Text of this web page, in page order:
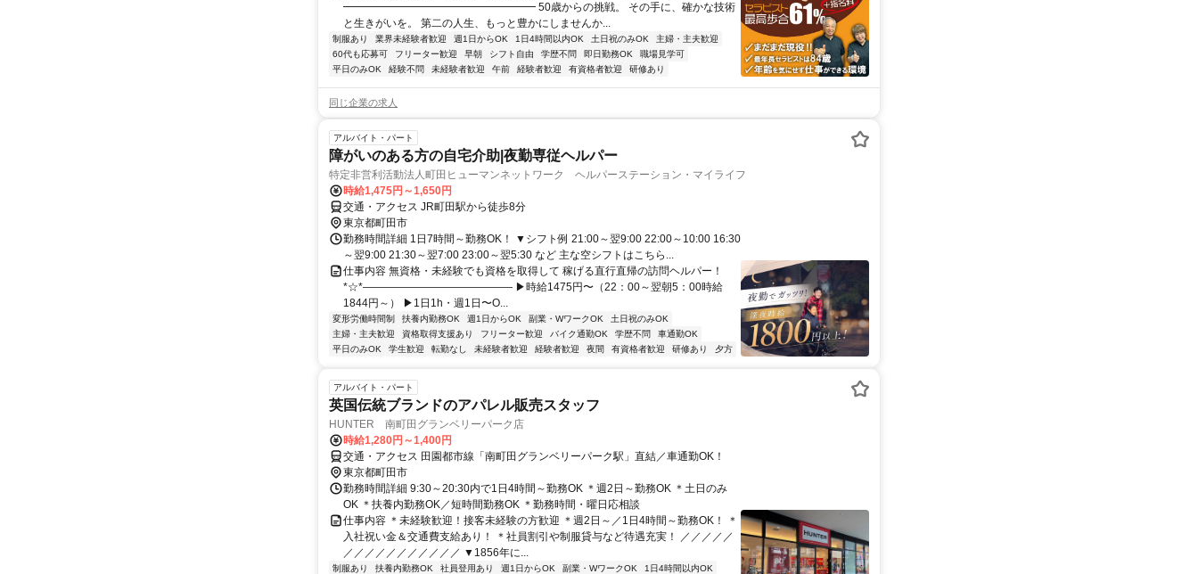
━━━━━━━━━━━━━━━━━━ 50歳からの挑戦。 その手に、確かな技術
と生きがいを。 第二の人生、もっと豊かにしませんか...
制服あり 業界未経験者歓迎 週1日からOK 1日4時間以内OK 土日祝のみOK
主婦・主夫歓迎
60代も応募可
フリーター歓迎 早朝 シフト自由 学歴不問 即日勤務OK
職場見学可
平日のみOK
経験不問 未経験者歓迎 午前 経験者歓迎 有資格者歓迎 研修あり
同じ企業の求人
アルバイト・パート
障がいのある方の自宅介助|夜勤専従ヘルパー
特定非営利活動法人町田ヒューマンネットワーク ヘルパーステーション・マイライフ
時給1,475円～1,650円
交通・アクセス JR町田駅から徒歩8分
東京都町田市
勤務時間詳細 1日7時間～勤務OK！ ▼シフト例 21:00～翌9:00 22:00～10:00 16:30
～翌9:00 21:30～翌7:00 23:00～翌5:30 など 主な空シフトはこちら...
仕事内容 無資格・未経験でも資格を取得して 稼げる直行直帰の訪問ヘルパー！
*☆*―――――――――――――― ▶時給1475円〜（22：00～翌朝5：00時給
1844円～） ▶1日1h・週1日〜O...
変形労働時間制 扶養内勤務OK 週1日からOK 副業・WワークOK
土日祝のみOK
主婦・主夫歓迎
資格取得支援あり フリーター歓迎 バイク通勤OK 学歴不問
車通勤OK
平日のみOK
学生歓迎 転勤なし 未経験者歓迎 経験者歓迎 夜間 有資格者歓迎 研修あり 夕方
アルバイト・パート
英国伝統ブランドのアパレル販売スタッフ
HUNTER 南町田グランベリーパーク店
時給1,280円～1,400円
交通・アクセス 田園都市線「南町田グランベリーパーク駅」直結／車通勤OK！
東京都町田市
勤務時間詳細 9:30～20:30内で1日4時間～勤務OK ＊週2日～勤務OK ＊土日のみ
OK ＊扶養内勤務OK／短時間勤務OK ＊勤務時間・曜日応相談
仕事内容 ＊未経験歓迎！接客未経験の方歓迎 ＊週2日～／1日4時間～勤務OK！ ＊
入社祝い金＆交通費支給あり！ ＊社員割引や制服貸与など待遇充実！ ／／／／／
／／／／／／／／／／／ ▼1856年に...
制服あり 扶養内勤務OK 社員登用あり 週1日からOK 副業・WワークOK
1日4時間以内OK